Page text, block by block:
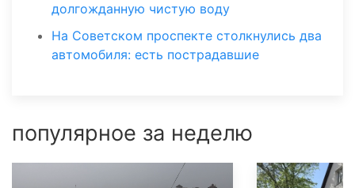
долгожданную чистую воду
На Советском проспекте столкнулись два
автомобиля: есть пострадавшие
популярное за неделю